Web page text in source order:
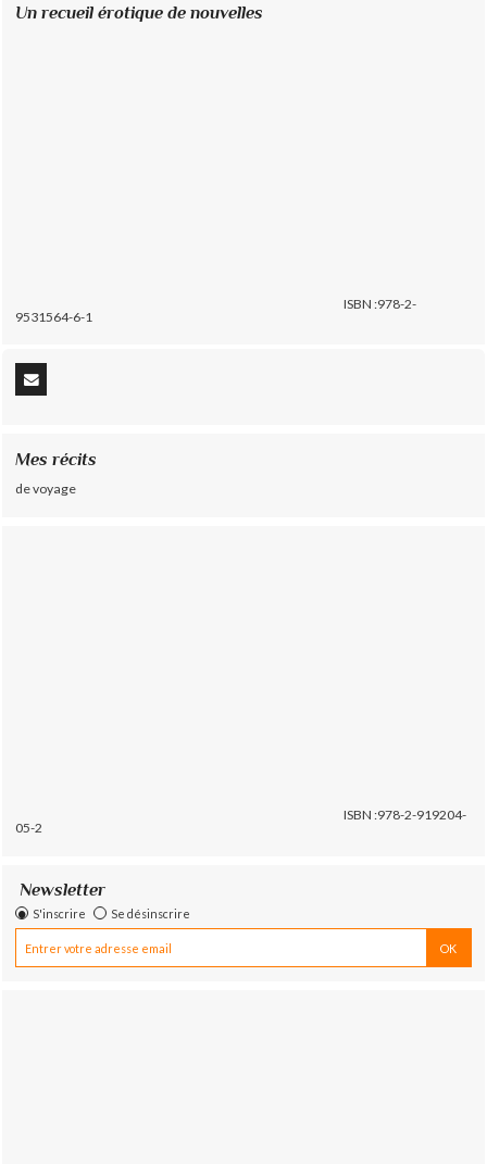
Un recueil érotique de nouvelles
ISBN :978-2-
9531564-6-1
Mes récits
de voyage
ISBN :978-2-919204-
05-2
Newsletter
S'inscrire Se désinscrire